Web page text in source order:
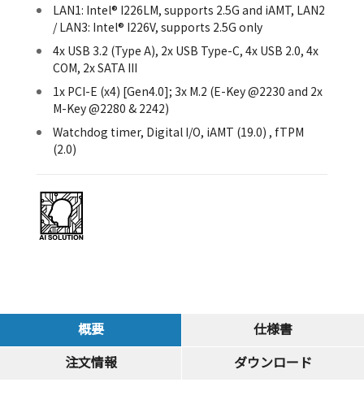
LAN1: Intel® I226LM, supports 2.5G and iAMT, LAN2
/ LAN3: Intel® I226V, supports 2.5G only
4x USB 3.2 (Type A), 2x USB Type-C, 4x USB 2.0, 4x
COM, 2x SATA III
1x PCI-E (x4) [Gen4.0]; 3x M.2 (E-Key @2230 and 2x
M-Key @2280 & 2242)
Watchdog timer, Digital I/O, iAMT (19.0) , fTPM
(2.0)
概要
仕様書
注文情報
ダウンロード